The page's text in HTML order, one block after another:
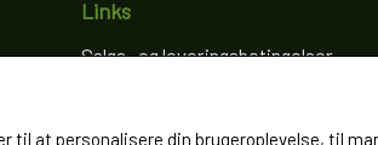
Links
Salgs- og leveringsbetingelser
til at personalisere din brugeroplevelse, til